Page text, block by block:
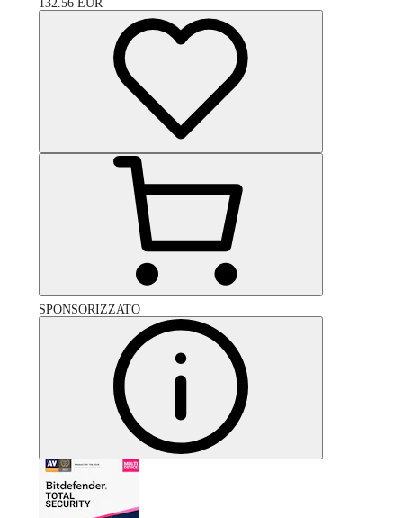
132.56 EUR
SPONSORIZZATO